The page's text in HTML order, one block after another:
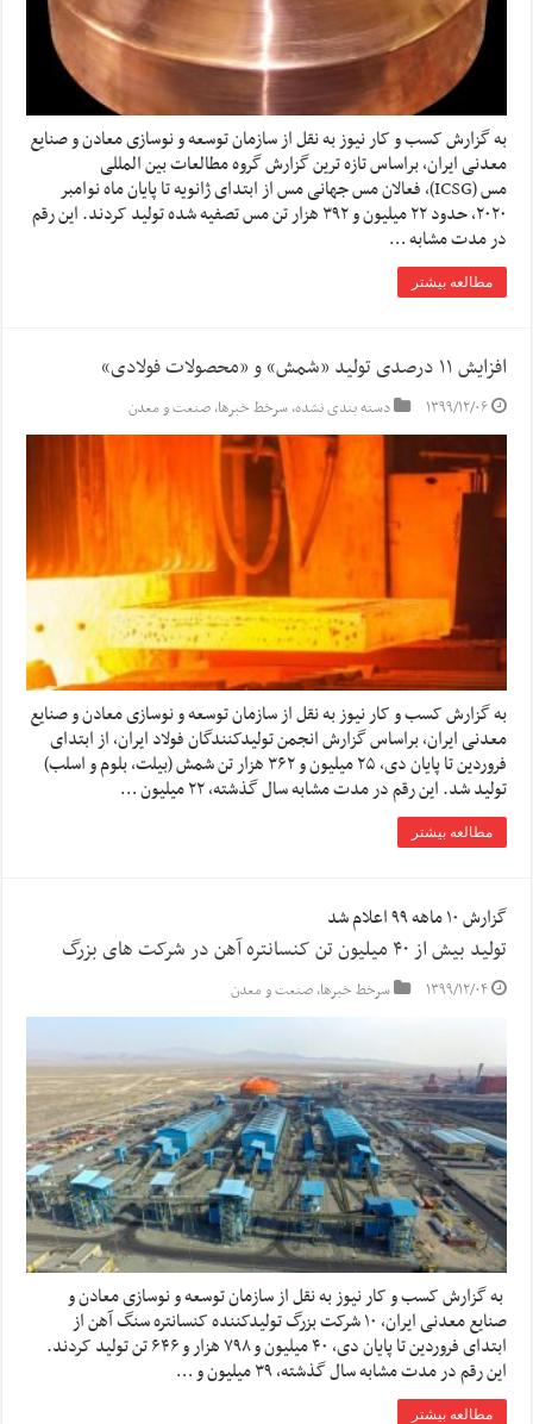
به گزارش کسب و کار نیوز به نقل از سازمان توسعه و نوسازی معادن و صنایع
معدنی ایران، براساس تازه ترین گزارش گروه مطالعات بین المللی
مس (ICSG)، فعالان مس جهانی مس از ابتدای ژانویه تا پایان ماه نوامبر
۲۰۲۰، حدود ۲۲ میلیون و ۳۹۲ هزار تن مس تصفیه شده تولید کردند. این رقم
در مدت مشابه …
مطالعه بیشتر
افزایش ۱۱ درصدی تولید «شمش» و «محصولات فولادی»
۱۳۹۹/۱۲/۰۶ دسته بندی نشده,سرخط خبرها,صنعت و معدن
به گزارش کسب و کار نیوز به نقل از سازمان توسعه و نوسازی معادن و صنایع
معدنی ایران، براساس گزارش انجمن تولیدکنندگان فولاد ایران، از ابتدای
فروردین تا پایان دی، ۲۵ میلیون و ۳۶۲ هزار تن شمش (بیلت، بلوم و اسلب)
تولید شد. این رقم در مدت مشابه سال گذشته، ۲۲ میلیون …
مطالعه بیشتر
گزارش ۱۰ ماهه ۹۹ اعلام شد
تولید بیش از ۴۰ میلیون تن کنسانتره آهن در شرکت های بزرگ
۱۳۹۹/۱۲/۰۴ سرخط خبرها,صنعت و معدن
به گزارش کسب و کار نیوز به نقل از سازمان توسعه و نوسازی معادن و
صنایع معدنی ایران، ۱۰ شرکت بزرگ تولیدکننده کنسانتره سنگ آهن از
ابتدای فروردین تا پایان دی، ۴۰ میلیون و ۷۹۸ هزار و ۶۴۶ تن تولید کردند.
این رقم در مدت مشابه سال گذشته، ۳۹ میلیون و …
مطالعه بیشتر